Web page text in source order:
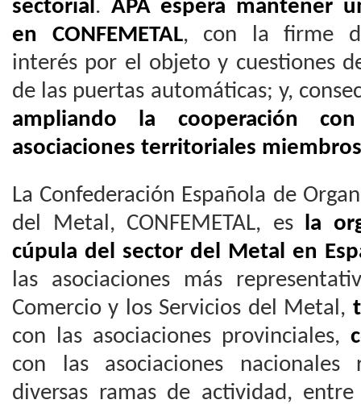
sectorial. APA espera mantener
en CONFEMETAL, con la firme
interés por el objeto y cuestiones
de las puertas automáticas; y,
ampliando la cooperación
asociaciones territoriales miembros
La Confederación Española de
del Metal, CONFEMETAL, es la
cúpula del sector del Metal en
las asociaciones más
Comercio y los Servicios del Metal,
con las asociaciones provinciales,
con las asociaciones nacionales
diversas ramas de actividad,